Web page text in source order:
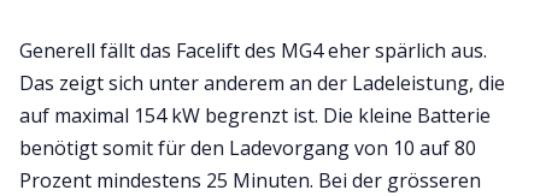
Generell fällt das Facelift des MG4 eher spärlich aus.
Das zeigt sich unter anderem an der Ladeleistung, die
auf maximal 154 kW begrenzt ist. Die kleine Batterie
benötigt somit für den Ladevorgang von 10 auf 80
Prozent mindestens 25 Minuten. Bei der grösseren